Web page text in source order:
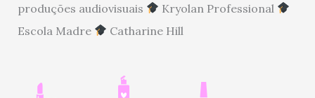
produções audiovisuais
Kryolan Professional
Escola Madre
Catharine Hill